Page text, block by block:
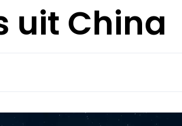
uit China